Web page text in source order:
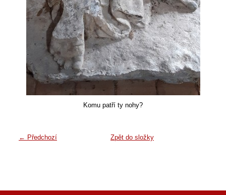
Komu patří ty nohy?
← Předchozí Zpět do složky